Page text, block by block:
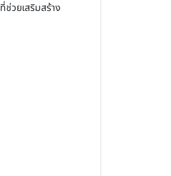
วยเสริมสร้าง